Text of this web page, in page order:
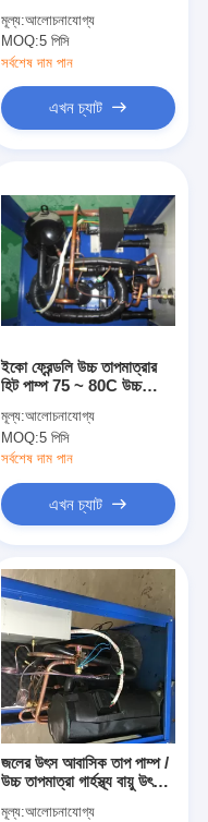
মূল্য:আলোচনাযোগ্য
MOQ:5 পিসি
সর্বশেষ দাম পান
এখন চ্যাট
ইকো ফ্রেন্ডলি উচ্চ তাপমাত্রার
হিট পাম্প 75 ~ 80C উচ্চ
প্রত্যয়িত
মূল্য:আলোচনাযোগ্য
MOQ:5 পিসি
সর্বশেষ দাম পান
এখন চ্যাট
জলের উৎস আবাসিক তাপ পাম্প /
উচ্চ তাপমাত্রা গার্হস্থ্য বায়ু উৎস
মূল্য:আলোচনাযোগ্য